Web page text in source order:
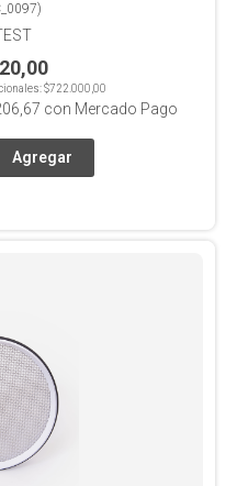
)
$722.000,00
con Mercado Pago